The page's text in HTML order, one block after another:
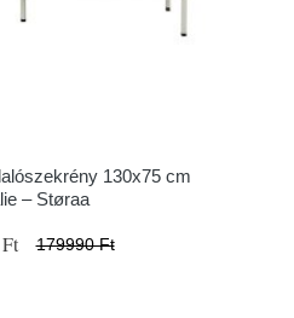
130x75 cm
– Støraa
179990 Ft